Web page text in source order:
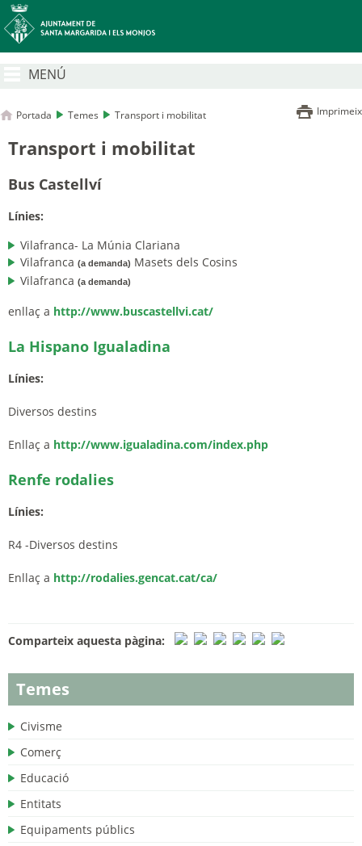
MENÚ
Portada Temes Transport i mobilitat Imprimeix
Temes
Civisme
Comerç
Educació
Entitats
Equipaments públics
Transport i mobilitat
Bus Castellví
Línies:
Vilafranca- La Múnia Clariana
Vilafranca (a demanda) Masets dels Cosins
Vilafranca (a demanda)
enllaç a http://www.buscastellvi.cat/
La Hispano Igualadina
Línies:
Diversos destins
Enllaç a http://www.igualadina.com/index.php
Renfe rodalies
Línies:
R4 -Diversos destins
Enllaç a http://rodalies.gencat.cat/ca/
Comparteix aquesta pàgina: